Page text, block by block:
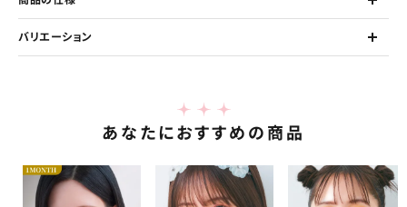
バリエーション
あなたにおすすめの商品